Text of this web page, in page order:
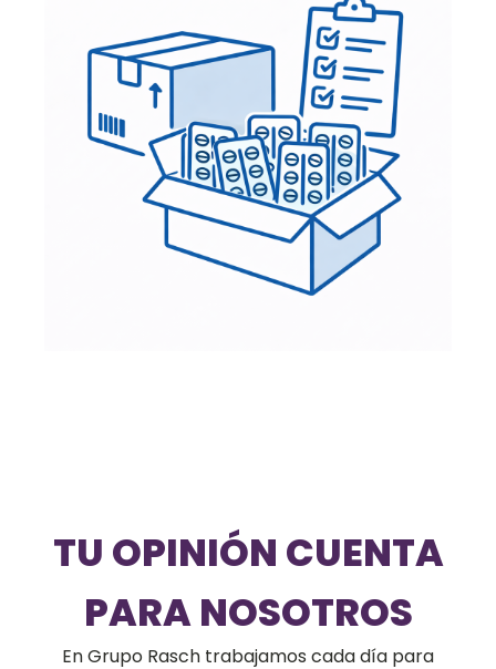
TU OPINIÓN CUENTA
PARA NOSOTROS
En Grupo Rasch trabajamos cada día para